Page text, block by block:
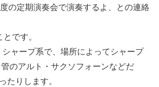
の定期演奏会で演奏するよ、との連絡
です。
ャープ系で、場所によってシャープ
のアルト・サクソフォーンなどだ
たりします。